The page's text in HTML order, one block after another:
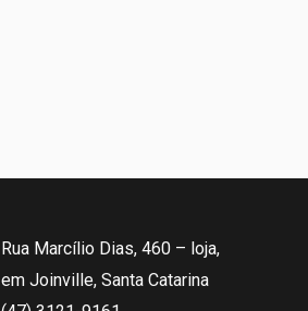
Rua Marcílio Dias, 460 – loja,
em Joinville, Santa Catarina